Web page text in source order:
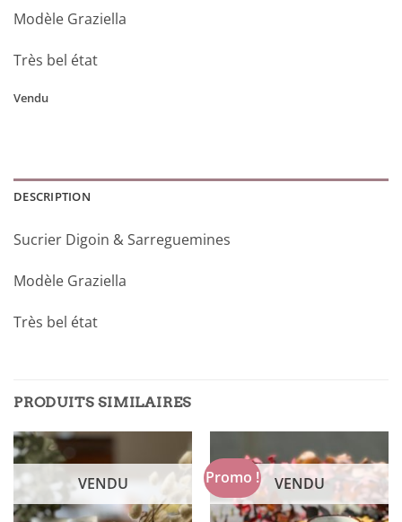
Modèle Graziella
Très bel état
Vendu
DESCRIPTION
Sucrier Digoin & Sarreguemines
Modèle Graziella
Très bel état
PRODUITS SIMILAIRES
VENDU Promo ! VENDU